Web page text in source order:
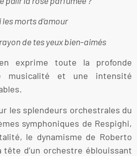
morts d’amour
de tes yeux bien-aimés
exprime toute la profonde
musicalité et une intensité
les splendeurs orchestrales du
symphoniques de Respighi,
le dynamisme de Roberto
tête d’un orchestre éblouissant